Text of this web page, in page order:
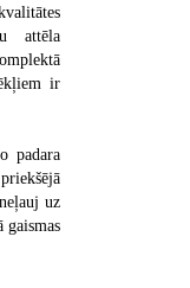
attēla
ir
padara
uz
gaismas